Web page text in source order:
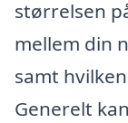
størrelsen
mellem din
samt
Generelt